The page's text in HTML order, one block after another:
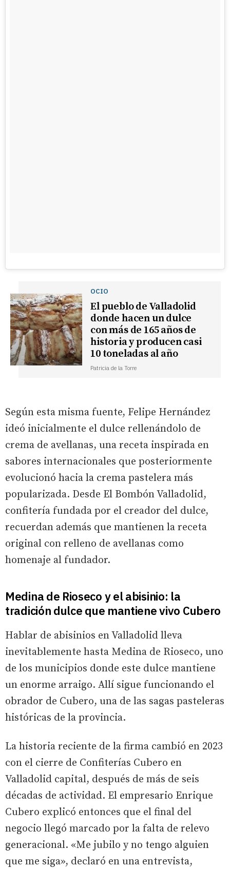
OCIO
El pueblo de Valladolid
donde hacen un dulce
con más de 165 años de
historia y producen casi
10 toneladas al año
Patricia de la Torre
Según esta misma fuente, Felipe Hernández
ideó inicialmente el dulce rellenándolo de
crema de avellanas, una receta inspirada en
sabores internacionales que posteriormente
evolucionó hacia la crema pastelera más
popularizada. Desde El Bombón Valladolid,
confitería fundada por el creador del dulce,
recuerdan además que mantienen la receta
original con relleno de avellanas como
homenaje al fundador.
Medina de Rioseco y el abisinio: la
tradición dulce que mantiene vivo Cubero
Hablar de abisinios en Valladolid lleva
inevitablemente hasta Medina de Rioseco, uno
de los municipios donde este dulce mantiene
un enorme arraigo. Allí sigue funcionando el
obrador de Cubero, una de las sagas pasteleras
históricas de la provincia.
La historia reciente de la firma cambió en 2023
con el cierre de Confiterías Cubero en
Valladolid capital, después de más de seis
décadas de actividad. El empresario Enrique
Cubero explicó entonces que el final del
negocio llegó marcado por la falta de relevo
generacional. «Me jubilo y no tengo alguien
que me siga», declaró en una entrevista,